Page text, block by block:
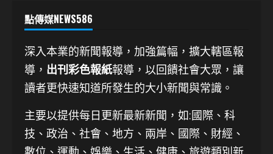
點傳媒NEWS586
深入本業的新聞報導，加強篇幅，擴大轄區報
導， 出刊彩色報紙報導，以回饋社會大眾，讓
讀者更快速知道所發生的大小新聞與常識。
主要以提供每日更新最新新聞 ，如:國際、科
技、 政治、社會、地方、兩岸、國際、財經、